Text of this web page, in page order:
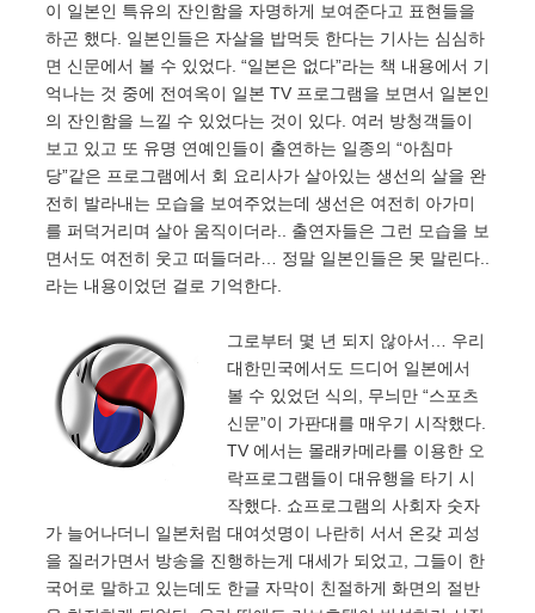
이 일본인 특유의 잔인함을 자명하게 보여준다고 표현들을
하곤 했다. 일본인들은 자살을 밥먹듯 한다는 기사는 심심하
면 신문에서 볼 수 있었다. “일본은 없다”라는 책 내용에서 기
억나는 것 중에 전여옥이 일본 TV 프로그램을 보면서 일본인
의 잔인함을 느낄 수 있었다는 것이 있다. 여러 방청객들이
보고 있고 또 유명 연예인들이 출연하는 일종의 “아침마
당”같은 프로그램에서 회 요리사가 살아있는 생선의 살을 완
전히 발라내는 모습을 보여주었는데 생선은 여전히 아가미
를 퍼덕거리며 살아 움직이더라.. 출연자들은 그런 모습을 보
면서도 여전히 웃고 떠들더라… 정말 일본인들은 못 말린다..
라는 내용이었던 걸로 기억한다.
그로부터 몇 년 되지 않아서… 우리
대한민국에서도 드디어 일본에서
볼 수 있었던 식의, 무늬만 “스포츠
신문”이 가판대를 매우기 시작했다.
TV 에서는 몰래카메라를 이용한 오
락프로그램들이 대유행을 타기 시
작했다. 쇼프로그램의 사회자 숫자
가 늘어나더니 일본처럼 대여섯명이 나란히 서서 온갖 괴성
을 질러가면서 방송을 진행하는게 대세가 되었고, 그들이 한
국어로 말하고 있는데도 한글 자막이 친절하게 화면의 절반